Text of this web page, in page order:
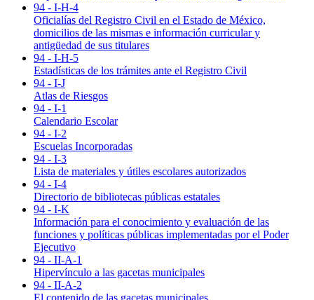
94 - I-H-4
Oficialías del Registro Civil en el Estado de México,
domicilios de las mismas e información curricular y
antigüedad de sus titulares
94 - I-H-5
Estadísticas de los trámites ante el Registro Civil
94 - I-J
Atlas de Riesgos
94 - I-1
Calendario Escolar
94 - I-2
Escuelas Incorporadas
94 - I-3
Lista de materiales y útiles escolares autorizados
94 - I-4
Directorio de bibliotecas públicas estatales
94 - I-K
Información para el conocimiento y evaluación de las
funciones y políticas públicas implementadas por el Poder
Ejecutivo
94 - II-A-1
Hipervínculo a las gacetas municipales
94 - II-A-2
El contenido de las gacetas municipales